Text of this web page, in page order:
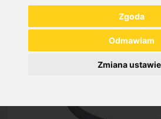
Zgoda
Odmawiam
Zmiana